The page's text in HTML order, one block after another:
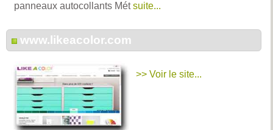
panneaux autocollants Métsuite...
www.likeacolor.com
>> Voir le site...